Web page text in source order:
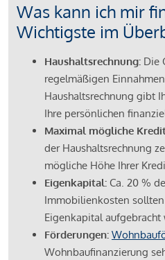
Was kann ich mir
Wichtigste im
Haushaltsrechnung: Die
regelmäßigen
Haushaltsrechnung gibt
Ihre persönlichen
Maximal mögliche
der Haushaltsrechnung
mögliche Höhe Ihrer
Eigenkapital: Ca. 20 %
Immobilienkosten
Eigenkapital aufgebracht
Förderungen:
Wohnbaufinanzierung